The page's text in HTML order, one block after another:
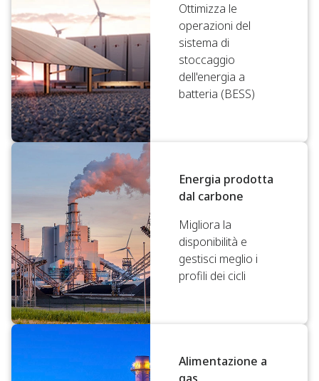
Ottimizza le
operazioni del
sistema di
stoccaggio
dell'energia a
batteria (BESS)
Energia prodotta
dal carbone
Migliora la
disponibilità e
gestisci meglio i
profili dei cicli
Alimentazione a